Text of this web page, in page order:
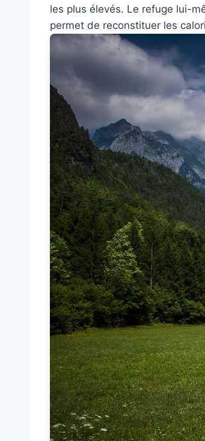
les plus élevés. Le refuge lui-
permet de reconstituer les